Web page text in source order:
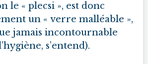
le « plecsi », est donc
un « verre malléable »,
jamais incontournable
s’entend).